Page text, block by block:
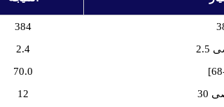
384
2.4
70.0
30
12